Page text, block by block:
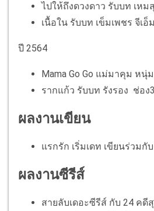
ไปให้ถึงดวงดาว รับบท เหม
เนื้อใน รับบท เข็มเพชร จีเอ็
ปี 2564
Mama Go Go แม่มาคุม หนุ่
รากแก้ว รับบท รังรอง ช่อง3
ผลงานเขียน
แรกรัก เริ่มเดท เขียนร่วมกั
ผลงานซีรีส์
สายลับเดอะซีรีส์ กับ 24 คดี